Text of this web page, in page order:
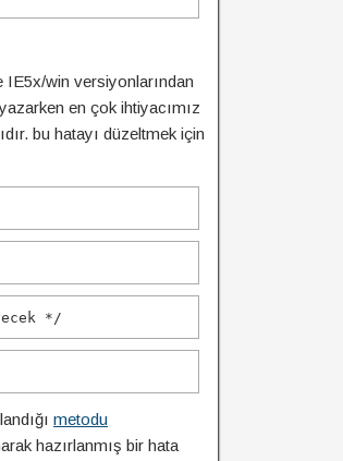
win versiyonlarından
en çok ihtiyacımız
bu hatayı düzeltmek için
*/
metodu
hazırlanmış bir hata